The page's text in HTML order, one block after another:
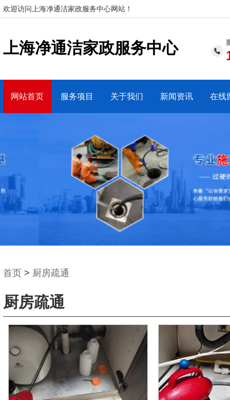
欢迎访问上海净通洁家政服务中心网站！
上海净通洁家政服务中心
网站首页 服务项目 关于我们 新闻资讯 在线
首页 > 厨房疏通
厨房疏通